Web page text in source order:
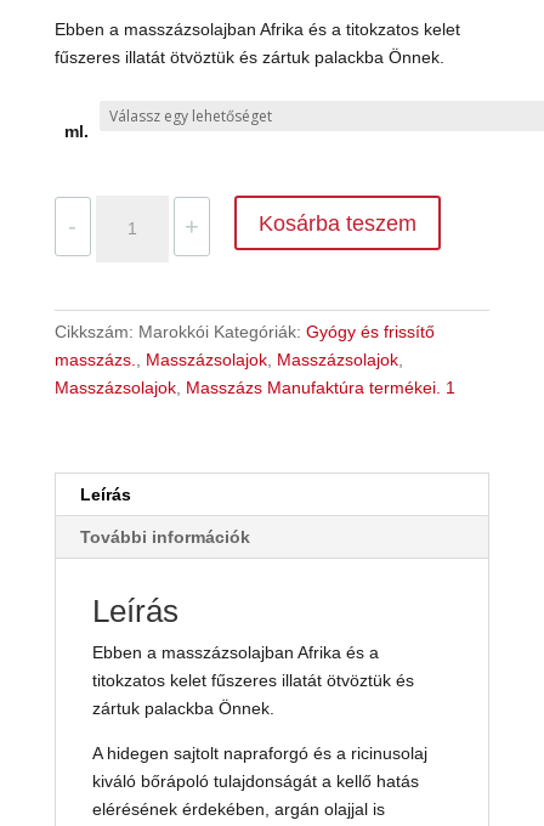
16
290 Ft
Ebben a masszázsolajban Afrika és a titokzatos kelet
fűszeres illatát ötvöztük és zártuk palackba Önnek.
ml.
-
fűszer
mennyiség
+ Kosárba teszem
Cikkszám: Marokkói Kategóriák: Gyógy és frissítő
masszázs., Masszázsolajok, Masszázsolajok,
Masszázsolajok, Masszázs Manufaktúra termékei. 1
Leírás
További információk
Leírás
Ebben a masszázsolajban Afrika és a
titokzatos kelet fűszeres illatát ötvöztük és
zártuk palackba Önnek.
A hidegen sajtolt napraforgó és a ricinusolaj
kiváló bőrápoló tulajdonságát a kellő hatás
elérésének érdekében, argán olajjal is